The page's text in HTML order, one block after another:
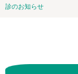
診のお知らせ